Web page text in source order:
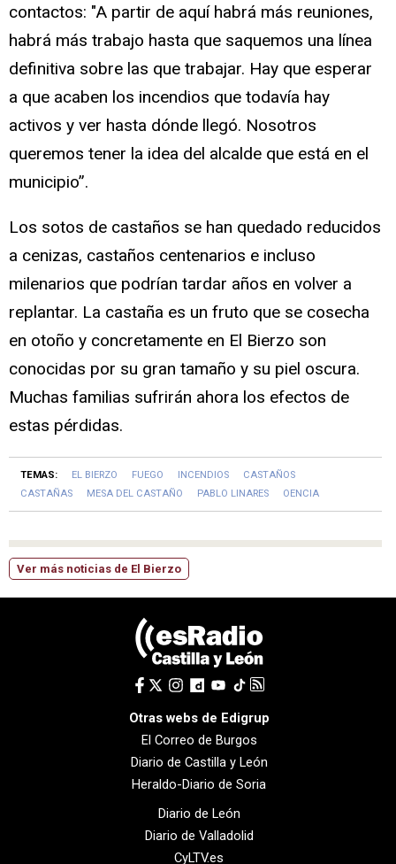
contactos: "A partir de aquí habrá más reuniones,
habrá más trabajo hasta que saquemos una línea
definitiva sobre las que trabajar. Hay que esperar
a que acaben los incendios que todavía hay
activos y ver hasta dónde llegó. Nosotros
queremos tener la idea del alcalde que está en el
municipio”.
Los sotos de castaños se han quedado reducidos
a cenizas, castaños centenarios e incluso
milenarios que podrían tardar años en volver a
replantar. La castaña es un fruto que se cosecha
en otoño y concretamente en El Bierzo son
conocidas por su gran tamaño y su piel oscura.
Muchas familias sufrirán ahora los efectos de
estas pérdidas.
TEMAS: EL BIERZO FUEGO INCENDIOS
CASTAÑOS
CASTAÑAS
MESA DEL CASTAÑO PABLO LINARES OENCIA
Ver más noticias de El Bierzo
Otras webs de Edigrup
El Correo de Burgos
Diario de Castilla y León
Heraldo-Diario de Soria
Diario de León
Diario de Valladolid
CyLTV.es